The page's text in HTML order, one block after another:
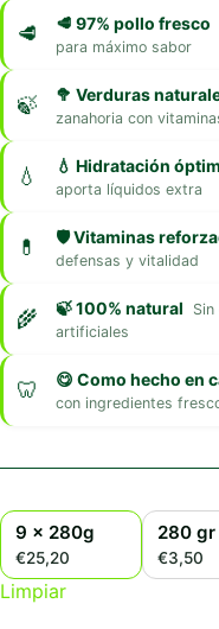
🥩 97% pollo fresco
para máximo sabor
🥦 Verduras
zanahoria con
💧 Hidratación
aporta líquidos extra
🛡️ Vitaminas
defensas y vitalidad
🍃 100% natural
artificiales
😋 Como hecho en
con ingredientes
9 x 280g
€25,20
280 gr
€3,50
Limpiar